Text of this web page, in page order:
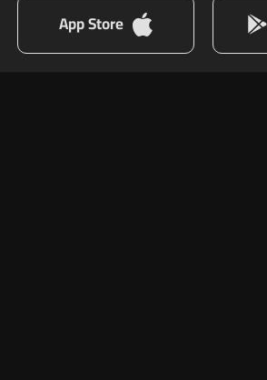
App Store